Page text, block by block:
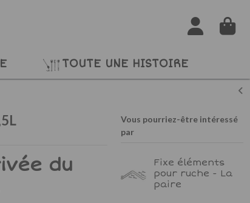
TOUTE UNE HISTOIRE
du
Vous pourriez-être intéressé
par
Fixe éléments
pour ruche - La
paire